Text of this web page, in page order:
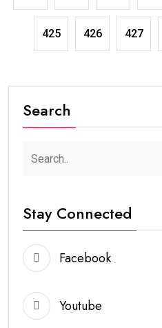
425 426 427
Search
Stay Connected
Facebook
Youtube